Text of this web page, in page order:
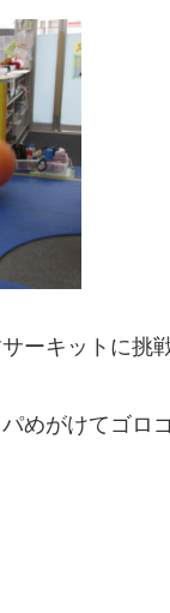
ーキットに挑戦
めがけてゴロ